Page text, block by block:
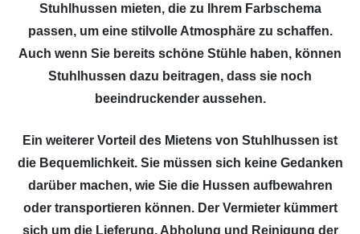
Stuhlhussen mieten, die zu Ihrem Farbschema
passen, um eine stilvolle Atmosphäre zu schaffen.
Auch wenn Sie bereits schöne Stühle haben, können
Stuhlhussen dazu beitragen, dass sie noch
beeindruckender aussehen.
Ein weiterer Vorteil des Mietens von Stuhlhussen ist
die Bequemlichkeit. Sie müssen sich keine Gedanken
darüber machen, wie Sie die Hussen aufbewahren
oder transportieren können. Der Vermieter kümmert
sich um die Lieferung, Abholung und Reinigung der